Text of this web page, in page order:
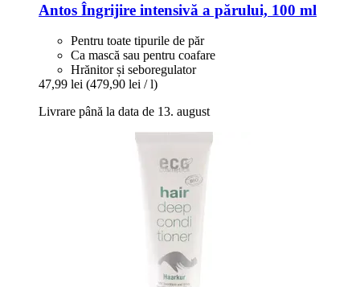
Antos Îngrijire intensivă a părului, 100 ml
Pentru toate tipurile de păr
Ca mască sau pentru coafare
Hrănitor și seboregulator
47,99 lei (479,90 lei / l)
Livrare până la data de 13. august